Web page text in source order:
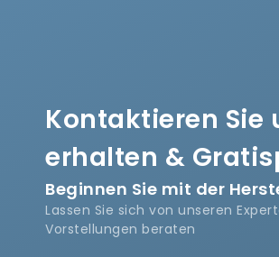
Kontaktieren Sie
erhalten &
Beginnen Sie mit der
Lassen Sie sich von unseren
Vorstellungen beraten